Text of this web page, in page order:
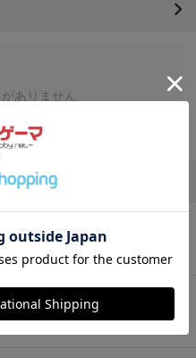
ありません
くま吉)